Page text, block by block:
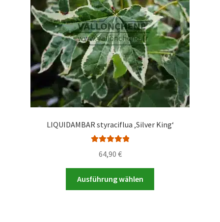
auf
der
Produktseite
gewählt
werden
LIQUIDAMBAR styraciflua ‚Silver King‘
5.00von 5
64,90 €
Ausführung wählen